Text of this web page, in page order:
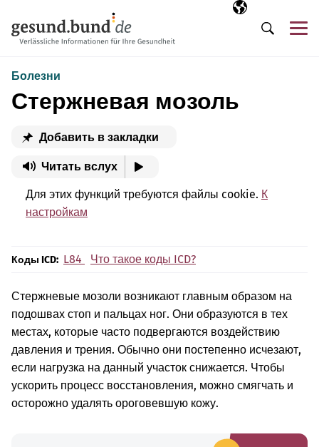
Выбранный
RU
Поиск
Болезни
Стержневая мозоль
Добавить в закладки
Читать вслух
Для этих функций требуются файлы cookie. К
настройкам
Коды ICD: L84 Что такое коды ICD?
Стержневые мозоли возникают главным образом на
подошвах стоп и пальцах ног. Они образуются в тех
местах, которые часто подвергаются воздействию
давления и трения. Обычно они постепенно исчезают,
если нагрузка на данный участок снижается. Чтобы
ускорить процесс восстановления, можно смягчать и
осторожно удалять ороговевшую кожу.